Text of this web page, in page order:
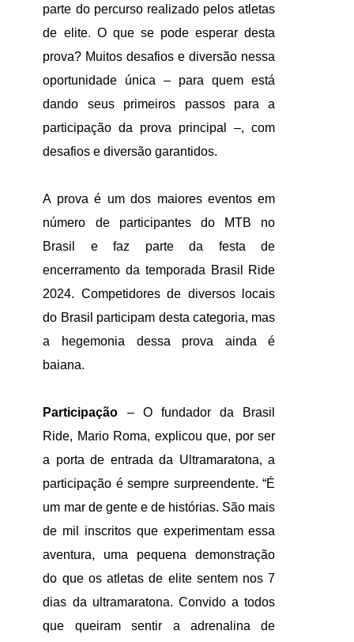
parte do percurso realizado pelos atletas
de elite. O que se pode esperar desta
prova? Muitos desafios e diversão nessa
oportunidade única – para quem está
dando seus primeiros passos para a
participação da prova principal –, com
desafios e diversão garantidos.
A prova é um dos maiores eventos em
número de participantes do MTB no
Brasil e faz parte da festa de
encerramento da temporada Brasil Ride
2024. Competidores de diversos locais
do Brasil participam desta categoria, mas
a hegemonia dessa prova ainda é
baiana.
Participação – O fundador da Brasil
Ride, Mario Roma, explicou que, por ser
a porta de entrada da Ultramaratona, a
participação é sempre surpreendente. “É
um mar de gente e de histórias. São mais
de mil inscritos que experimentam essa
aventura, uma pequena demonstração
do que os atletas de elite sentem nos 7
dias da ultramaratona. Convido a todos
que queiram sentir a adrenalina de